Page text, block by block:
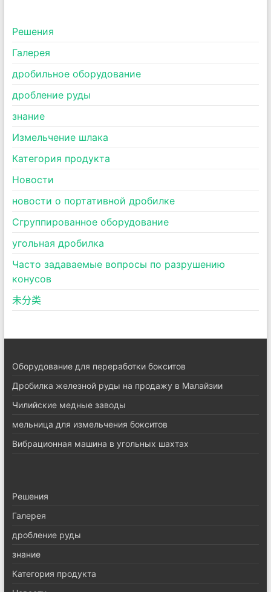
Pешения
Галерея
дробильное оборудование
дробление руды
знание
Измельчение шлака
Категория продукта
Новости
новости о портативной дробилке
Сгруппированное оборудование
угольная дробилка
Часто задаваемые вопросы по разрушению
конусов
未分类
Оборудование для переработки бокситов
Дробилка железной руды на продажу в Малайзии
Чилийские медные заводы
мельница для измельчения бокситов
Вибрационная машина в угольных шахтах
Pешения
Галерея
дробление руды
знание
Категория продукта